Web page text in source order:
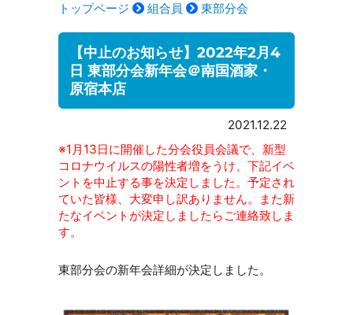
トップページ 組合員 東部分会
【中止のお知らせ】2022年2月4
日 東部分会新年会＠南国酒家・
原宿本店
2021.12.22
※1月13日に開催した分会役員会議で、新型
コロナウイルスの陽性者増をうけ、下記イベ
ントを中止する事を決定しました。予定され
ていた皆様、大変申し訳ありません。また新
たなイベントが決定しましたらご連絡致しま
す。
東部分会の新年会詳細が決定しました。